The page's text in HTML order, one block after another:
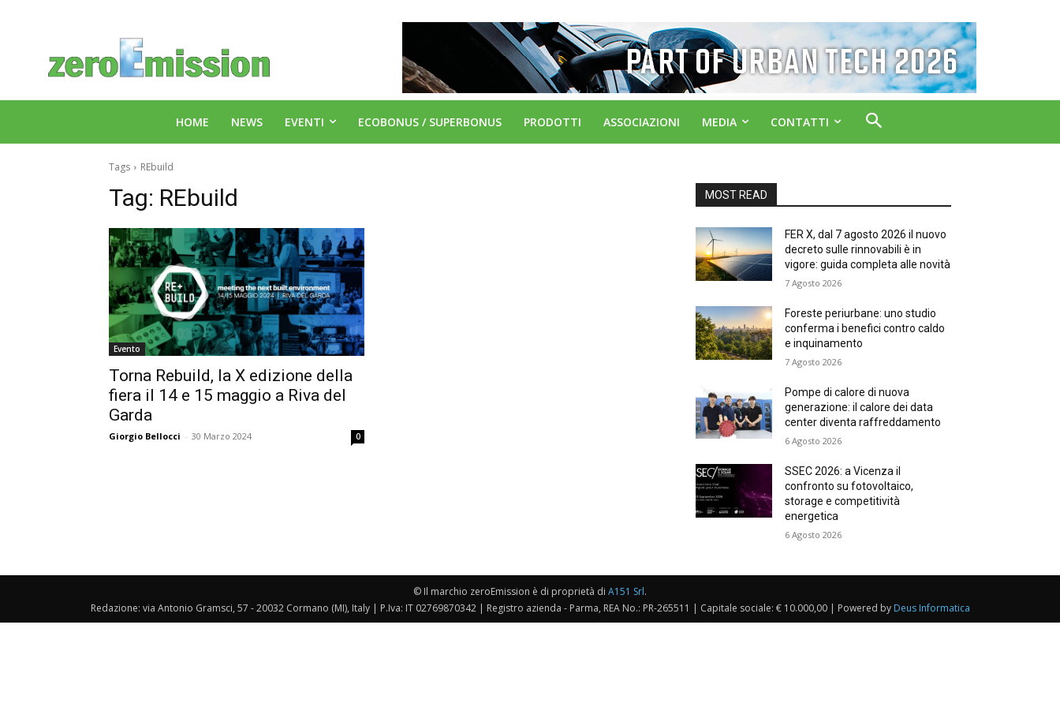
HOME NEWS EVENTI ECOBONUS / SUPERBONUS PRODOTTI ASSOCIAZIONI MEDIA CONTATTI
Tags REbuild
Tag: REbuild
Evento
Torna Rebuild, la X edizione della
fiera il 14 e 15 maggio a Riva del
Garda
Giorgio Bellocci - 30 Marzo 2024 0
MOST READ
FER X, dal 7 agosto 2026 il nuovo
decreto sulle rinnovabili è in
vigore: guida completa alle novità
7 Agosto 2026
Foreste periurbane: uno studio
conferma i benefici contro caldo
e inquinamento
7 Agosto 2026
Pompe di calore di nuova
generazione: il calore dei data
center diventa raffreddamento
6 Agosto 2026
SSEC 2026: a Vicenza il
confronto su fotovoltaico,
storage e competitività
energetica
6 Agosto 2026
© Il marchio zeroEmission è di proprietà di A151 Srl.
Redazione: via Antonio Gramsci, 57 - 20032 Cormano (MI), Italy | P.Iva: IT 02769870342 | Registro azienda - Parma, REA No.: PR-265511 | Capitale sociale: € 10.000,00 | Powered by Deus Informatica